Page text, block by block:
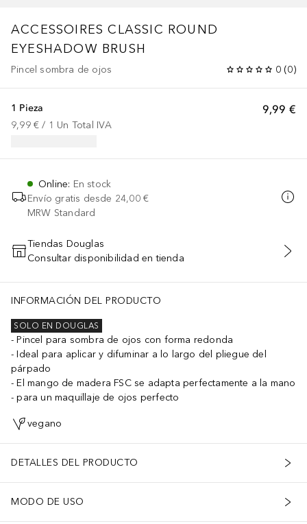
ACCESSOIRES CLASSIC ROUND
EYESHADOW BRUSH
Pincel sombra de ojos 0 (0)
9,99 €
1 Pieza
9,99 € / 1 Un Total IVA
Online: En stock
Envío gratis desde 24,00 €
MRW Standard
AÑADIR AL CARRITO
Tiendas Douglas
Consultar disponibilidad en tienda
INFORMACIÓN DEL PRODUCTO
SOLO EN DOUGLAS
Pincel para sombra de ojos con forma redonda
Ideal para aplicar y difuminar a lo largo del pliegue del
párpado
El mango de madera FSC se adapta perfectamente a la mano
para un maquillaje de ojos perfecto
vegano
DETALLES DEL PRODUCTO
MODO DE USO